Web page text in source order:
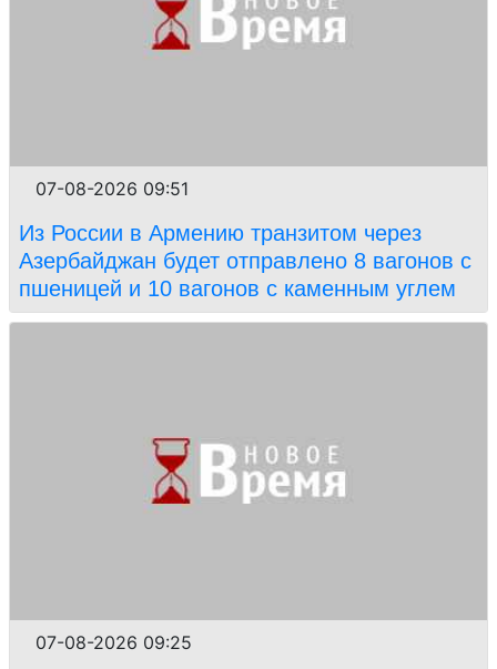
07-08-2026 09:51
Из России в Армению транзитом через
Азербайджан будет отправлено 8 вагонов с
пшеницей и 10 вагонов с каменным углем
07-08-2026 09:25